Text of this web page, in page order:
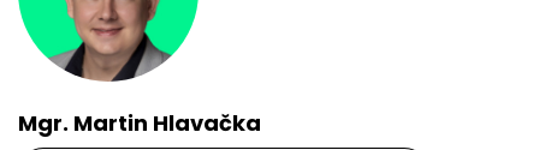
Mgr. Martin Hlavačka